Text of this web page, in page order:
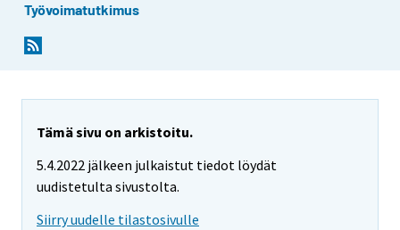
Työvoimatutkimus
Tämä sivu on arkistoitu.
5.4.2022 jälkeen julkaistut tiedot löydät
uudistetulta sivustolta.
Siirry uudelle tilastosivulle